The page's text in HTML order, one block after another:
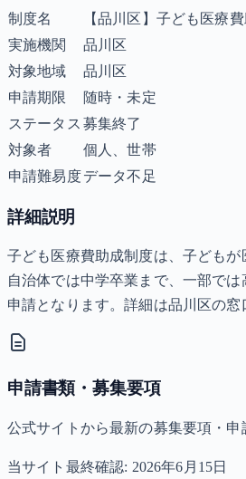
制度名
【品川区】子ども医療
実施機関
品川区
対象地域
品川区
申請期限
随時・未定
ステータス 募集終了
対象者
個人、世帯
申請難易度データ不足
詳細説明
子ども医療費助成制度は、子ども
自治体では中学卒業まで、一部で
申請となります。詳細は品川区の窓
申請書類・募集要項
公式サイトから最新の募集要項・
当サイト最終確認: 2026年6月15日